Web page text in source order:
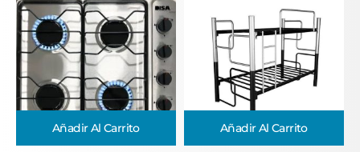
Añadir Al Carrito Añadir Al Carrito